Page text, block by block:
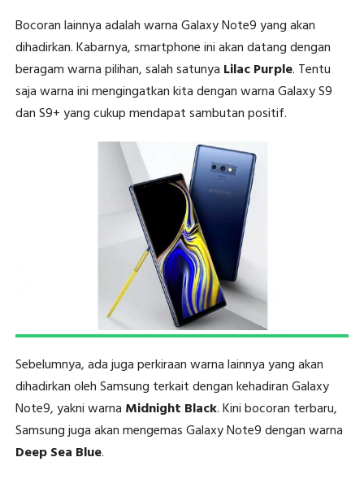
Bocoran lainnya adalah warna Galaxy Note9 yang akan
dihadirkan. Kabarnya, smartphone ini akan datang dengan
beragam warna pilihan, salah satunya Lilac Purple. Tentu
saja warna ini mengingatkan kita dengan warna Galaxy S9
dan S9+ yang cukup mendapat sambutan positif.
Sebelumnya, ada juga perkiraan warna lainnya yang akan
dihadirkan oleh Samsung terkait dengan kehadiran Galaxy
Note9, yakni warna Midnight Black. Kini bocoran terbaru,
Samsung juga akan mengemas Galaxy Note9 dengan warna
Deep Sea Blue.